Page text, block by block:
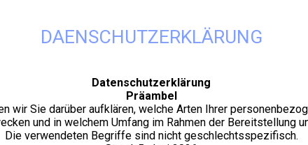
DAENSCHUTZERKLÄRUNG
Datenschutzerklärung
Präambel
wir Sie darüber aufklären, welche Arten Ihrer
und in welchem Umfang im Rahmen der Bereitstellung
Die verwendeten Begriffe sind nicht geschlechtsspezifisch.